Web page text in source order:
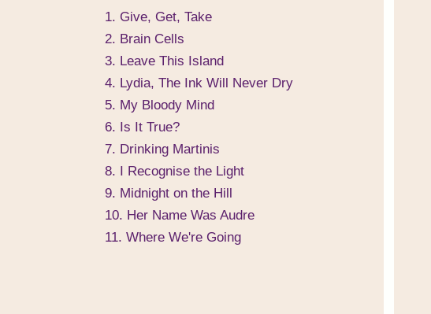
1. Give, Get, Take
2. Brain Cells
3. Leave This Island
4. Lydia, The Ink Will Never Dry
5. My Bloody Mind
6. Is It True?
7. Drinking Martinis
8. I Recognise the Light
9. Midnight on the Hill
10. Her Name Was Audre
11. Where We're Going